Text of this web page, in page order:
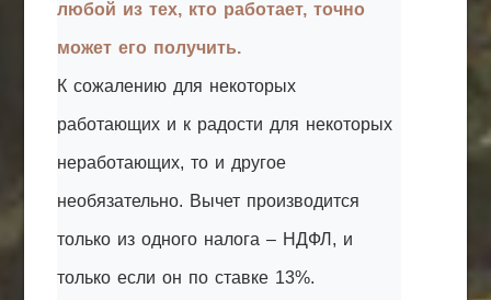
любой из тех, кто работает, точно
может его получить.
К сожалению для некоторых
работающих и к радости для некоторых
неработающих, то и другое
необязательно. Вычет производится
только из одного налога – НДФЛ, и
только если он по ставке 13%.